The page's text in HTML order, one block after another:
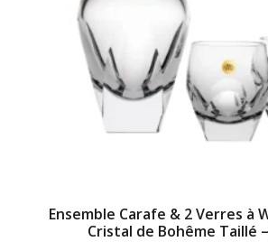
Ensemble Carafe & 2 Verres à
Cristal de Bohême Taillé